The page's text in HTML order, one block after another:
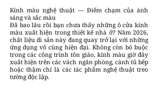
Kính màu nghệ thuật — Điểm chạm của ánh
sáng và sắc màu
Đã bao lâu rồi bạn chưa thấy những ô cửa kính
màu xuất hiện trong thiết kế nhà ở? Năm 2026,
chất liệu di sản này đang quay trở lại với những
ứng dụng vô cùng hiện đại. Không còn bó buộc
trong các công trình tôn giáo, kính màu giờ đây
xuất hiện trên các vách ngăn phòng, cánh tủ bếp
hoặc thậm chí là các tác phẩm nghệ thuật treo
tường độc lập.